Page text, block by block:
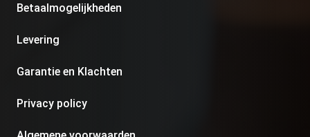
Betaalmogelijkheden
Levering
Garantie en Klachten
Privacy policy